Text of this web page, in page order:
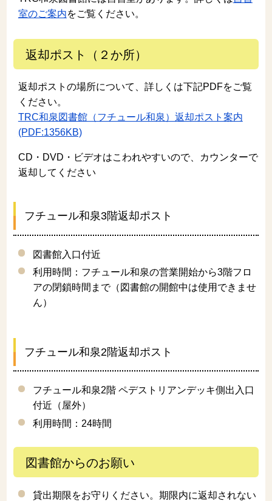
室のご案内をご覧ください。
返却ポスト（２か所）
返却ポストの場所について、詳しくは下記PDFをご覧
ください。
TRC和泉図書館（フチュール和泉）返却ポスト案内
(PDF:1356KB)
CD・DVD・ビデオはこわれやすいので、カウンターで
返却してください
フチュール和泉3階返却ポスト
図書館入口付近
利用時間：フチュール和泉の営業開始から3階フロ
アの閉鎖時間まで（図書館の開館中は使用できませ
ん）
フチュール和泉2階返却ポスト
フチュール和泉2階 ペデストリアンデッキ側出入口
付近（屋外）
利用時間：24時間
図書館からのお願い
貸出期限をお守りください。期限内に返却されない